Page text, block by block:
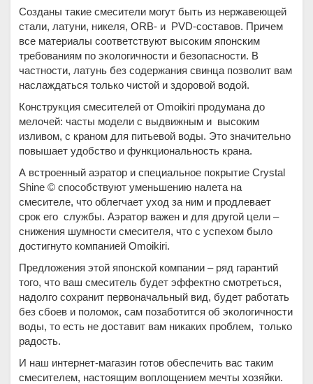
Созданы такие смесители могут быть из нержавеющей
стали, латуни, никеля, ORB- и PVD-составов. Причем
все материалы соответствуют высоким японским
требованиям по экологичности и безопасности. В
частности, латунь без содержания свинца позволит вам
наслаждаться только чистой и здоровой водой.
Конструкция смесителей от Omoikiri продумана до
мелочей: часты модели с выдвижным и высоким
изливом, с краном для питьевой воды. Это значительно
повышает удобство и функциональность крана.
А встроенный аэратор и специальное покрытие Crystal
Shine © способствуют уменьшению налета на
смесителе, что облегчает уход за ним и продлевает
срок его службы. Аэратор важен и для другой цели –
снижения шумности смесителя, что с успехом было
достигнуто компанией Omoikiri.
Предложения этой японской компании – ряд гарантий
того, что ваш смеситель будет эффектно смотреться,
надолго сохранит первоначальный вид, будет работать
без сбоев и поломок, сам позаботится об экологичности
воды, то есть не доставит вам никаких проблем, только
радость.
И наш интернет-магазин готов обеспечить вас таким
смесителем, настоящим воплощением мечты хозяйки.